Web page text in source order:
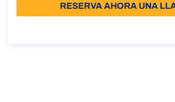
RESERVA AHORA UNA